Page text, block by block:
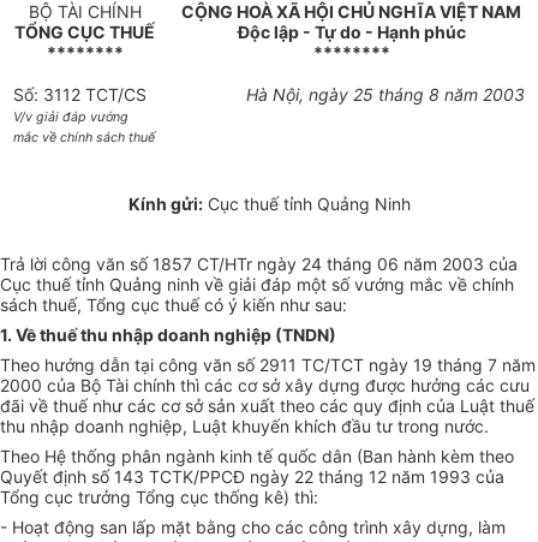
BỘ TÀI CHÍNH
TỔNG CỤC THUẾ
********
CỘNG HOÀ XÃ HỘI CHỦ NGHĨA VIỆT NAM
Độc lập - Tự do - Hạnh phúc
********
Số: 3112 TCT/CS
V/v giải đáp vướng
mắc về chính sách thuế
Hà Nội, ngày 25 tháng 8 năm 2003
Kính gửi:Cục thuế tỉnh Quảng Ninh
Trả lời công văn số 1857 CT/HTr ngày 24 tháng 06 năm 2003 của
Cục thuế tỉnh Quảng ninh về giải đáp một số vướng mắc về chính
sách thuế, Tổng cục thuế có ý kiến như sau:
1. Về thuế thu nhập doanh nghiệp (TNDN)
Theo hướng dẫn tại công văn số 2911 TC/TCT ngày 19 tháng 7 năm
2000 của Bộ Tài chính thì các cơ sở xây dựng được hưởng các cưu
đãi về thuế như các cơ sở sản xuất theo các quy định của Luật thuế
thu nhập doanh nghiệp, Luật khuyến khích đầu tư trong nước.
Theo Hệ thống phân ngành kinh tế quốc dân (Ban hành kèm theo
Quyết định số 143 TCTK/PPCĐ ngày 22 tháng 12 năm 1993 của
Tổng cục trưởng Tổng cục thống kê) thì:
- Hoạt động san lấp mặt bằng cho các công trình xây dựng, làm